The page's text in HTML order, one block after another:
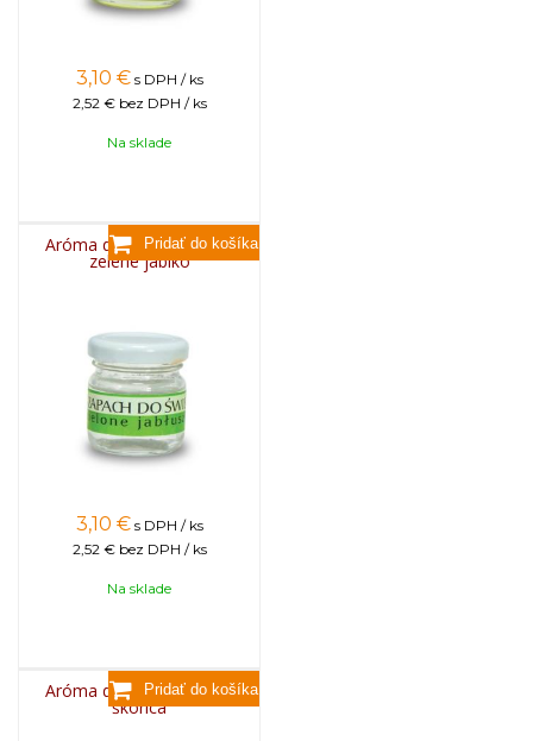
3,10 € s DPH / ks
2,52 € bez DPH / ks
Na sklade
Aróma do sviečok, 25g -
zelené jablko
3,10 € s DPH / ks
2,52 € bez DPH / ks
Na sklade
Aróma do sviečok, 25g -
škorica